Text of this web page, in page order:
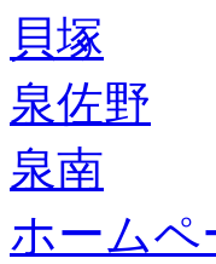
貝塚
泉佐野
泉南
ホームペ